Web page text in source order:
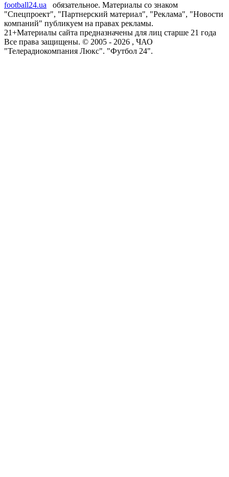
football24.ua
обязательное. Материалы со знаком
"Спецпроект", "Партнерский материал", "Реклама", "Новости
компаний" публикуем на правах рекламы.
21+Материалы сайта предназначены для лиц старше 21 года
Все права защищены. © 2005 - 2026 , ЧАО
"Телерадиокомпания Люкс". "Футбол 24".